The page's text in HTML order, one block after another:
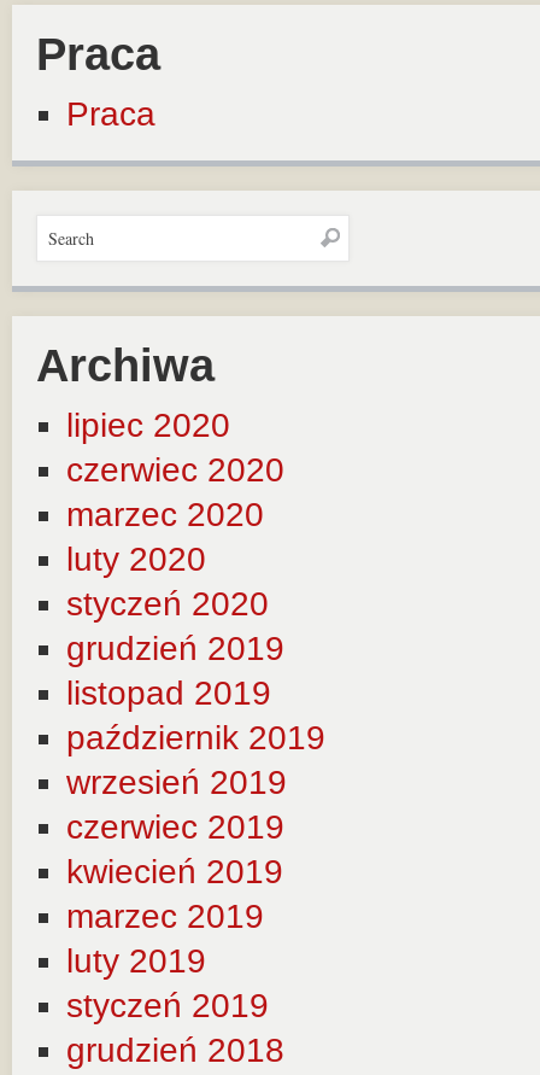
Praca
Praca
Archiwa
lipiec 2020
czerwiec 2020
marzec 2020
luty 2020
styczeń 2020
grudzień 2019
listopad 2019
październik 2019
wrzesień 2019
czerwiec 2019
kwiecień 2019
marzec 2019
luty 2019
styczeń 2019
grudzień 2018